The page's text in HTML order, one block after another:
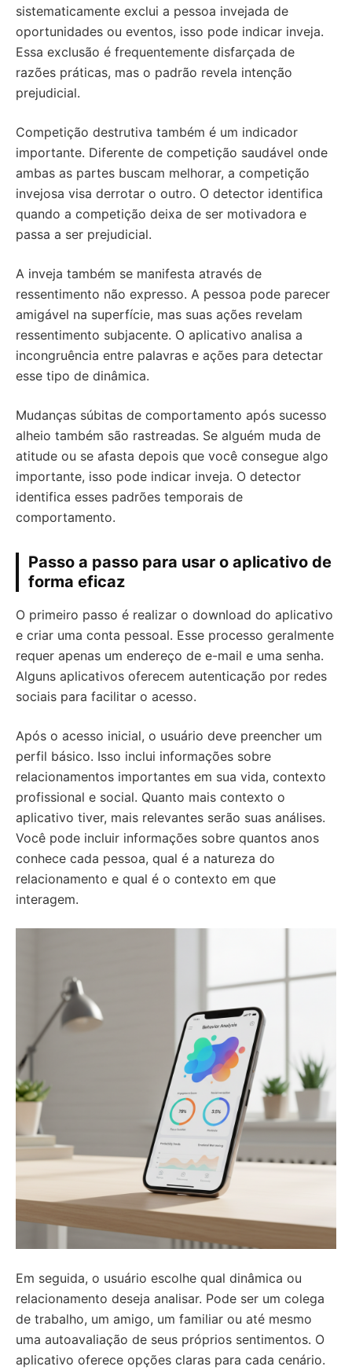
sistematicamente exclui a pessoa invejada de
oportunidades ou eventos, isso pode indicar inveja.
Essa exclusão é frequentemente disfarçada de
razões práticas, mas o padrão revela intenção
prejudicial.
Competição destrutiva também é um indicador
importante. Diferente de competição saudável onde
ambas as partes buscam melhorar, a competição
invejosa visa derrotar o outro. O detector identifica
quando a competição deixa de ser motivadora e
passa a ser prejudicial.
A inveja também se manifesta através de
ressentimento não expresso. A pessoa pode parecer
amigável na superfície, mas suas ações revelam
ressentimento subjacente. O aplicativo analisa a
incongruência entre palavras e ações para detectar
esse tipo de dinâmica.
Mudanças súbitas de comportamento após sucesso
alheio também são rastreadas. Se alguém muda de
atitude ou se afasta depois que você consegue algo
importante, isso pode indicar inveja. O detector
identifica esses padrões temporais de
comportamento.
Passo a passo para usar o aplicativo de
forma eficaz
O primeiro passo é realizar o download do aplicativo
e criar uma conta pessoal. Esse processo geralmente
requer apenas um endereço de e-mail e uma senha.
Alguns aplicativos oferecem autenticação por redes
sociais para facilitar o acesso.
Após o acesso inicial, o usuário deve preencher um
perfil básico. Isso inclui informações sobre
relacionamentos importantes em sua vida, contexto
profissional e social. Quanto mais contexto o
aplicativo tiver, mais relevantes serão suas análises.
Você pode incluir informações sobre quantos anos
conhece cada pessoa, qual é a natureza do
relacionamento e qual é o contexto em que
interagem.
Em seguida, o usuário escolhe qual dinâmica ou
relacionamento deseja analisar. Pode ser um colega
de trabalho, um amigo, um familiar ou até mesmo
uma autoavaliação de seus próprios sentimentos. O
aplicativo oferece opções claras para cada cenário.